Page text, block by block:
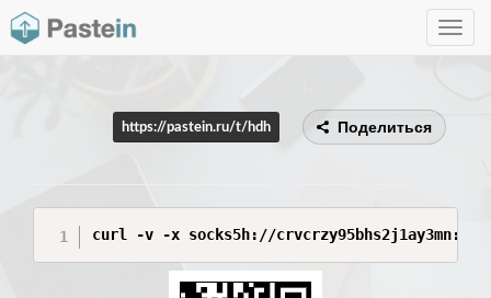
Toggle
https://pastein.ru/t/hdh Поделиться